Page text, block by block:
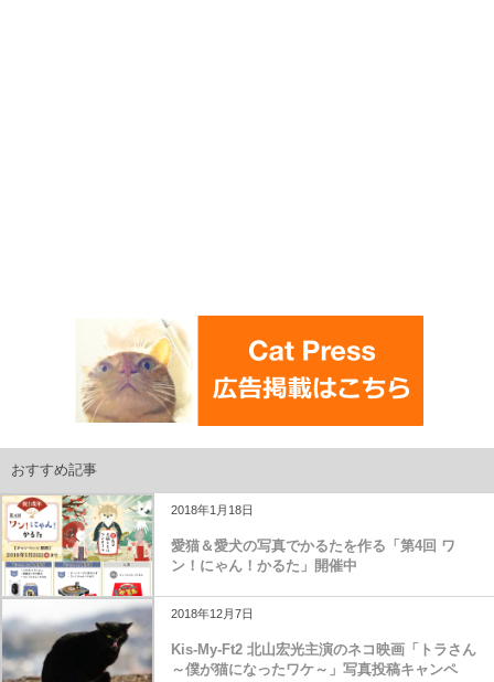
おすすめ記事
2018年1月18日
愛猫＆愛犬の写真でかるたを作る「第4回 ワ
ン！にゃん！かるた」開催中
2018年12月7日
Kis-My-Ft2 北山宏光主演のネコ映画「トラさん
～僕が猫になったワケ～」写真投稿キャンペ